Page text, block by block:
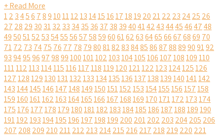
+ Read More
12 3456 78910111213141516171819 20 2122 23 2425 26
27 28 29 30 3132 33 3435 36 37 38 39404142434445464748
495051525354555657585960616263646566676869 70
7172 73 7475 76 77 78 7980818283848586878889909192
93949596979899100101102103104105106107108109110
111112113114115116117118119120121122123124125126
127128129130131132133134135136137138139140141142
143144145146147148149150151152153154155156157158
159160161162163164165166167168169170171172173174
175176177178179180181182183184185186187188189190
191192193194195196197198199 200 201202 203 204205 206
207 208 209 210 211212 213 214215 216 217 218 219 220 221